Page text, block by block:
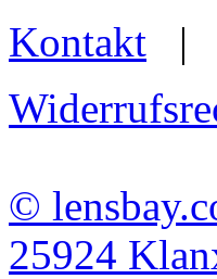
Kontakt |
©
25924